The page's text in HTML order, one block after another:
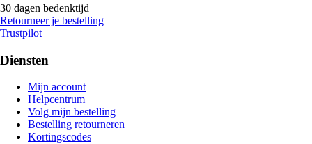
30 dagen bedenktijd
Retourneer je bestelling
Trustpilot
Diensten
Mijn account
Helpcentrum
Volg mijn bestelling
Bestelling retourneren
Kortingscodes